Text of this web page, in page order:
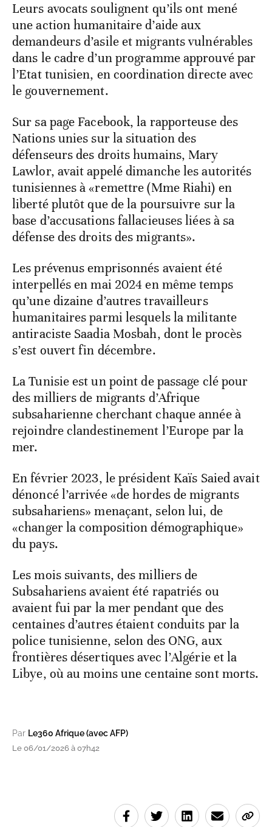
Leurs avocats soulignent qu’ils ont mené
une action humanitaire d’aide aux
demandeurs d’asile et migrants vulnérables
dans le cadre d’un programme approuvé par
l’Etat tunisien, en coordination directe avec
le gouvernement.
Sur sa page Facebook, la rapporteuse des
Nations unies sur la situation des
défenseurs des droits humains, Mary
Lawlor, avait appelé dimanche les autorités
tunisiennes à «remettre (Mme Riahi) en
liberté plutôt que de la poursuivre sur la
base d’accusations fallacieuses liées à sa
défense des droits des migrants».
Les prévenus emprisonnés avaient été
interpellés en mai 2024 en même temps
qu’une dizaine d’autres travailleurs
humanitaires parmi lesquels la militante
antiraciste Saadia Mosbah, dont le procès
s’est ouvert fin décembre.
La Tunisie est un point de passage clé pour
des milliers de migrants d’Afrique
subsaharienne cherchant chaque année à
rejoindre clandestinement l’Europe par la
mer.
En février 2023, le président Kaïs Saied avait
dénoncé l’arrivée «de hordes de migrants
subsahariens» menaçant, selon lui, de
«changer la composition démographique»
du pays.
Les mois suivants, des milliers de
Subsahariens avaient été rapatriés ou
avaient fui par la mer pendant que des
centaines d’autres étaient conduits par la
police tunisienne, selon des ONG, aux
frontières désertiques avec l’Algérie et la
Libye, où au moins une centaine sont morts.
Par Le360 Afrique (avec AFP)
Le 06/01/2026 à 07h42